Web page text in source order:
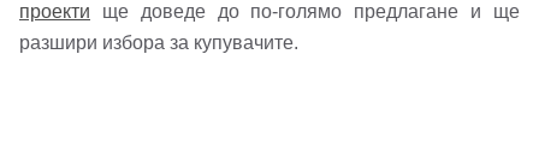
проекти ще доведе до по-голямо предлагане и ще
разшири избора за купувачите.